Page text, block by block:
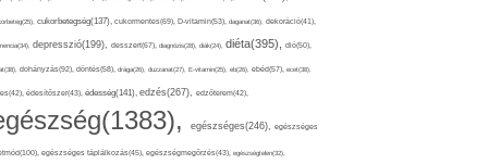
cukorbetegség(137), cukormentes(69), D-vitamin(53), daganat(36), dekoráció(41),
depresszió(199), desszert(67), diagnózis(28), diák(24), diéta(395), dió(50),
dohányzás(92), döntés(58), drága(26), duzzanat(27), E-vitamin(25), eb(26), ebéd(57), ecet(38),
édesítőszer(43), édesség(141), edzés(267), edzőterem(42),
egészséges(246), egészséges
egészséges táplálkozás(45), egészségmegőrzés(43), egészségtelen(32),